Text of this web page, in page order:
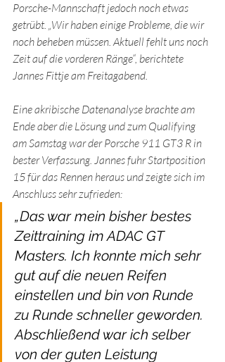
Porsche-Mannschaft jedoch noch etwas
getrübt. „Wir haben einige Probleme, die wir
noch beheben müssen. Aktuell fehlt uns noch
Zeit auf die vorderen Ränge“, berichtete
Jannes Fittje am Freitagabend.
Eine akribische Datenanalyse brachte am
Ende aber die Lösung und zum Qualifying
am Samstag war der Porsche 911 GT3 R in
bester Verfassung. Jannes fuhr Startposition
15 für das Rennen heraus und zeigte sich im
Anschluss sehr zufrieden:
„Das war mein bisher bestes
Zeittraining im ADAC GT
Masters. Ich konnte mich sehr
gut auf die neuen Reifen
einstellen und bin von Runde
zu Runde schneller geworden.
Abschließend war ich selber
von der guten Leistung